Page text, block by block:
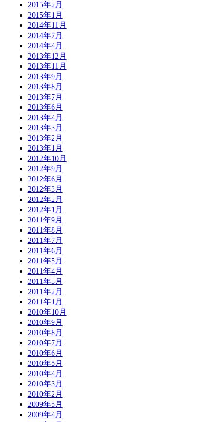
2015年2月
2015年1月
2014年11月
2014年7月
2014年4月
2013年12月
2013年11月
2013年9月
2013年8月
2013年7月
2013年6月
2013年4月
2013年3月
2013年2月
2013年1月
2012年10月
2012年9月
2012年6月
2012年3月
2012年2月
2012年1月
2011年9月
2011年8月
2011年7月
2011年6月
2011年5月
2011年4月
2011年3月
2011年2月
2011年1月
2010年10月
2010年9月
2010年8月
2010年7月
2010年6月
2010年5月
2010年4月
2010年3月
2010年2月
2009年5月
2009年4月